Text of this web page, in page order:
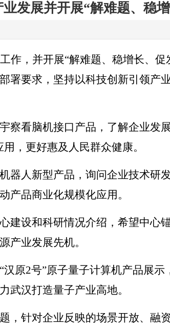
发展并开展“解难题、稳
作，并开展“解难题、稳增长、
署要求，坚持以科技创新引领产
察看脑机接口产品，了解企业发
，更好惠及人民群众健康。
器人新型产品，询问企业技术研
产品商业化规模化应用。
建设和科研情况介绍，希望中心
产业发展先机。
原2号”原子量子计算机产品展
武汉打造量子产业高地。
，针对企业反映的场景开放、融